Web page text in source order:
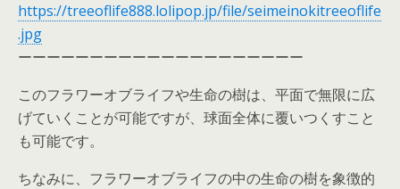
https://treeoflife888.lolipop.jp/file/seimeinokitreeoflife
.jpg
ーーーーーーーーーーーーーーーーーーーー
このフラワーオブライフや生命の樹は、平面で無限に広
げていくことが可能ですが、球面全体に覆いつくすこと
も可能です。
ちなみに、フラワーオブライフの中の生命の樹を象徴的